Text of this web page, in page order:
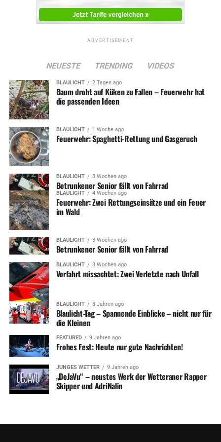
ADVERTISEMENT
NEUESTE TRENDING VIDEOS
BLAULICHT 2 Tagen ago
Baum droht auf Küken zu Fallen – Feuerwehr hat
die passenden Ideen
BLAULICHT 1 Woche ago
Feuerwehr: Spaghetti-Rettung und Gasgeruch
BLAULICHT 3 Wochen ago
Betrunkener Senior fällt von Fahrrad
BLAULICHT 4 Wochen ago
Feuerwehr: Zwei Rettungseinsätze und ein Feuer
im Wald
BLAULICHT 3 Wochen ago
Betrunkener Senior fällt von Fahrrad
BLAULICHT 3 Wochen ago
Vorfahrt missachtet: Zwei Verletzte nach Unfall
BLAULICHT 8 Jahren ago
Blaulicht-Tag – Spannende Einblicke – nicht nur für
die Kleinen
FEATURED 9 Jahren ago
Frohes Fest: Heute nur gute Nachrichten!
JUNGES WETTER 9 Jahren ago
„DeJaVu“ – neustes Werk der Wetteraner Rapper
Skipper und AdriNalin